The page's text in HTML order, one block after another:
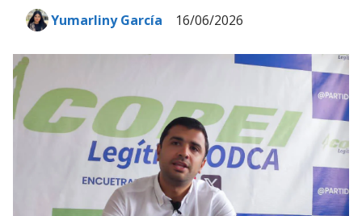
16/06/2026
Yumarliny García